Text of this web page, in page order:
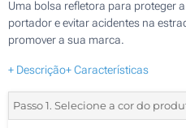
Uma bolsa refletora para proteger
portador e evitar acidentes na
promover a sua marca.
+ Descrição+ Características
Passo 1. Selecione a cor do